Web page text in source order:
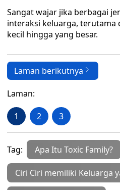
Sangat wajar jika berbagai
interaksi keluarga, terutama
kecil hingga yang besar.
Laman berikutnya
Laman:
1 2 3
Tag: Apa Itu Toxic Family?
Ciri Ciri memiliki Keluarga